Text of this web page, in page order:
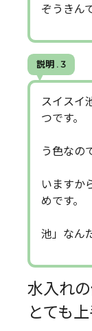
ぞうきん
説明 . 3
スイス
つです。
「
う色なの
他
いますか
めです。
だ
池」なん
水入れ
とても